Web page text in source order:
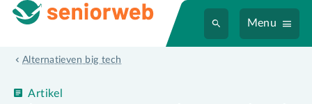
Menu
Alternatieven big tech
Artikel